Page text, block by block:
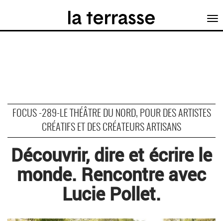
FOCUS -289-LE THÉÂTRE DU NORD, POUR DES ARTISTES
CRÉATIFS ET DES CRÉATEURS ARTISANS
Découvrir, dire et écrire le
monde. Rencontre avec
Lucie Pollet.